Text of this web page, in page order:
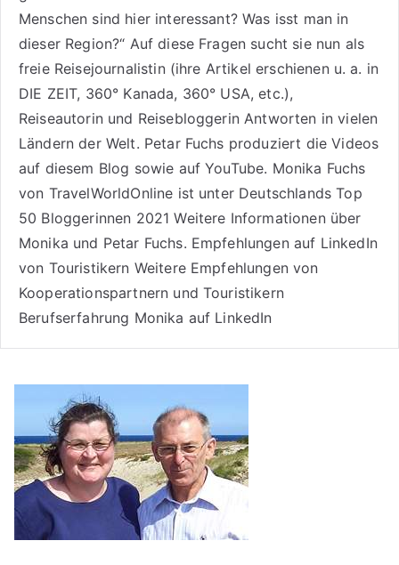
Menschen sind hier interessant? Was isst man in
dieser Region?“ Auf diese Fragen sucht sie nun als
freie Reisejournalistin (ihre Artikel erschienen u. a. in
DIE ZEIT, 360° Kanada, 360° USA, etc.),
Reiseautorinund Reisebloggerin Antworten in vielen
Ländern der Welt. Petar Fuchs produziert die Videos
auf diesem Blog sowie aufYouTube. Monika Fuchs
von TravelWorldOnline ist unter Deutschlands Top
50 Bloggerinnen 2021 Weitere Informationen über
Monika und Petar Fuchs. Empfehlungen auf LinkedIn
von Touristikern Weitere Empfehlungen von
Kooperationspartnern und Touristikern
Berufserfahrung Monika auf LinkedIn